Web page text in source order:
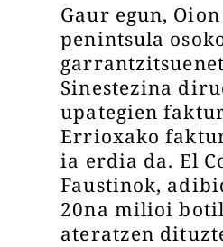
Gaur egun,
penintsula
Sinestezina
upategien
Errioxako
ia erdia da. El
Faustinok,
20na milioi
ateratzen